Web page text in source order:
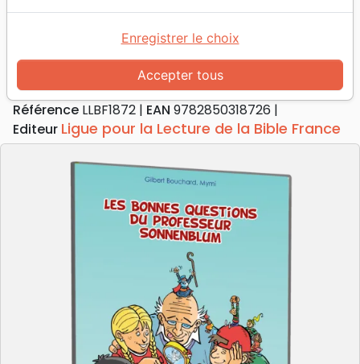
Les Bonnes Questions du professeur
Sonnenblum
[BD]
Collectif| Illustrateur :Gilbert Bouchard-Mymi
Référence LLBF1872 EAN 9782850318726
Editeur Ligue pour la Lecture de la Bible France
Accepter tous
Enregistrer le choix